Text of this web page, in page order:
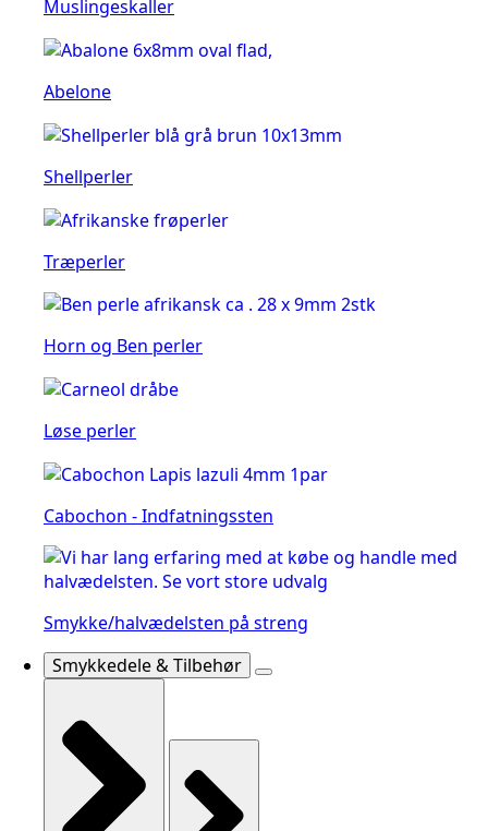
Muslingeskaller
Abelone
Shellperler
Træperler
Horn og Ben perler
Løse perler
Cabochon - Indfatningssten
Smykke/halvædelsten på streng
Smykkedele & Tilbehør